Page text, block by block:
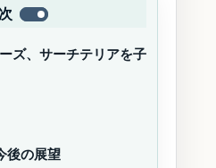
ズ、サーチテリアを子
後の展望